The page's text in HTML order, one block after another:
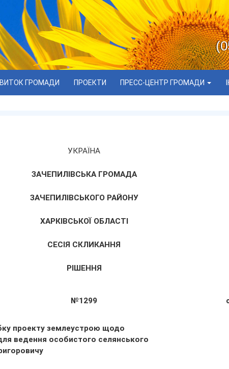
ГРОМАДИ ПРОЕКТИ ПРЕСС-ЦЕНТР ГРОМАДИ
УКРАЇНА
ЗАЧЕПИЛІВСЬКА ГРОМАДА
ЗАЧЕПИЛІВСЬКОГО РАЙОНУ
ХАРКІВСЬКОЇ ОБЛАСТІ
СЕСІЯ СКЛИКАННЯ
РІШЕННЯ
№1299
проекту землеустрою щодо
ведення особистого селянського